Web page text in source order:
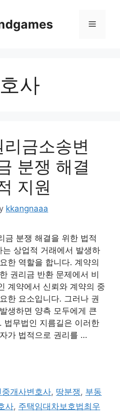
Menu
사
금소송변
분쟁 해결
지원
kkangnaaa
금 분쟁 해결을 위한 법적
상업적 거래에서 발생하
한 역할을 합니다. 계약의
권리금 반환 문제에서 비
계약에서 신뢰와 계약의 중
한 요소입니다. 그러나 권
생하면 양측 모두에게 큰
법무법인 지름길은 이러한
가 법적으로 권리를 …
중개사변호사, 땅분쟁 , 부동
사, 주택임대차보호법최우